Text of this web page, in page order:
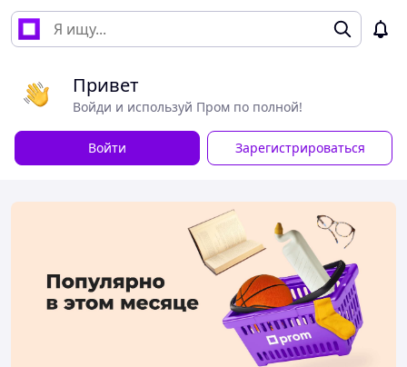
Привет
Войди и используй Пром по полной!
Войти Зарегистрироваться